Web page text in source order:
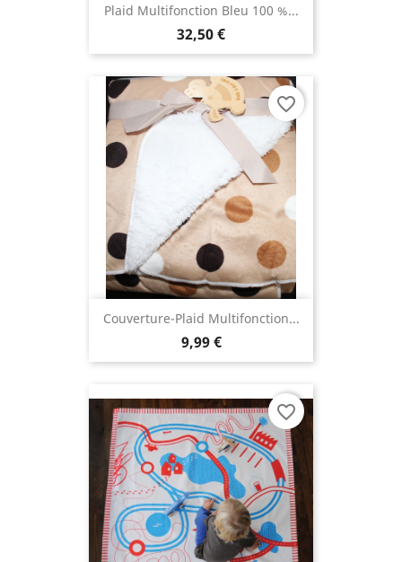
Plaid Multifonction Bleu 100 %...
32,50 €
Couverture-Plaid Multifonction...
9,99 €
favorite_border
favorite_border